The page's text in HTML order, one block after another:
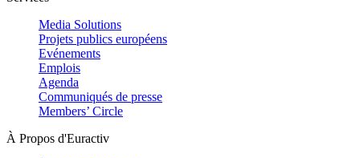
Media Solutions
Projets publics européens
Evénements
Emplois
Agenda
Communiqués de presse
Members’ Circle
À Propos d'Euractiv